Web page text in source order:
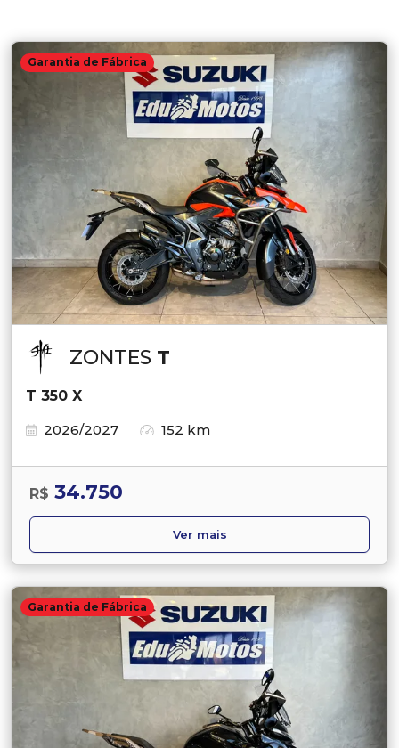
Garantia de Fábrica
ZONTES T
T 350 X
2026/2027
152 km
R$ 34.750
Ver mais
Garantia de Fábrica